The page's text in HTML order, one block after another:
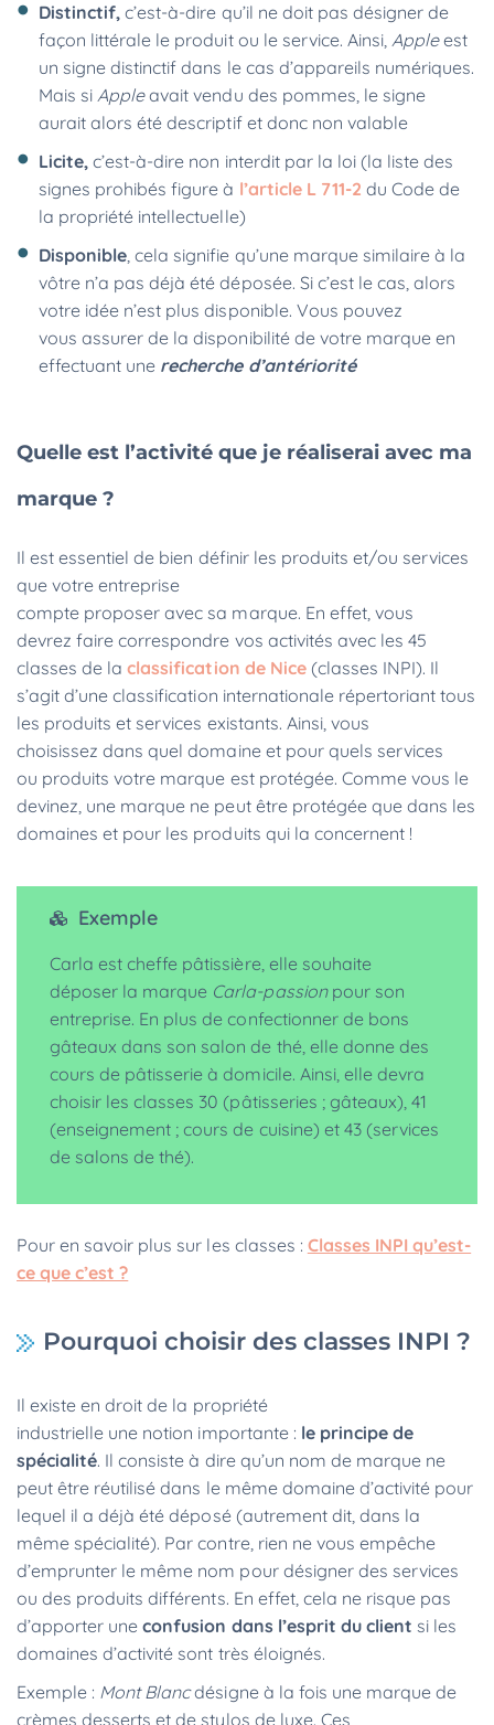
Distinctif, c’est-à-dire qu’il ne doit pas désigner de
façon littérale le produit ou le service. Ainsi, Appleest
un signe distinctif dans le cas d’appareils numériques.
Mais siAppleavait vendu des pommes, le signe
aurait alors été descriptif et donc non valable
Licite,c’est-à-dire non interdit par la loi (la liste des
signes prohibés figure à l’article L 711-2 du Code de
la propriété intellectuelle)
Disponible, cela signifie qu’une marque similaire à la
vôtre n’a pas déjà été déposée. Si c’est le cas, alors
votre idée n’est plus disponible. Vous pouvez
vous assurer de la disponibilité de votre marque en
effectuant une recherche d’antériorité
Quelle est l’activité que je réaliserai avec ma
marque ?
Il est essentiel de bien définir les produits et/ou services
que votre entreprise
compte proposer avec sa marque. En effet, vous
devrez faire correspondre vos activités avec les 45
classes de laclassification de Nice(classes INPI). Il
s’agit d’une classification internationale répertoriant tous
les produits et services existants. Ainsi, vous
choisissez dans quel domaine et pour quels services
ou produits votre marque est protégée. Comme vous le
devinez, une marque ne peut être protégée que dans les
domaines et pour les produits qui la concernent !
Exemple
Carla est cheffe pâtissière, elle souhaite
déposer la marque Carla-passionpour son
entreprise. En plus de confectionner de bons
gâteaux dans son salon de thé, elle donne des
cours de pâtisserie à domicile. Ainsi, elle devra
choisir les classes 30 (pâtisseries ; gâteaux), 41
(enseignement ; cours de cuisine) et 43 (services
de salons de thé).
Pour en savoir plus sur les classes : Classes INPI qu’est-
ce que c’est ?
Pourquoi choisir des classes INPI ?
Il existe en droit de la propriété
industrielle une notion importante : le principe de
spécialité. Il consiste à dire qu’un nom de marque ne
peut être réutilisé dans le même domaine d’activité pour
lequel il a déjà été déposé (autrement dit, dans la
même spécialité). Par contre, rien ne vous empêche
d’emprunter le même nom pour désigner des services
ou des produits différents. En effet, cela ne risque pas
d’apporter uneconfusion dans l’esprit du client si les
domaines d’activité sont très éloignés.
Exemple : Mont Blancdésigne à la fois une marque de
crèmes desserts et de stylos de luxe. Ces